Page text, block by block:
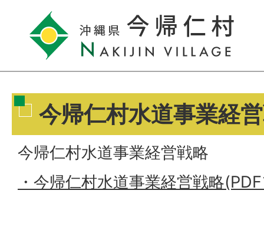
今帰仁村水道事業経
今帰仁村水道事業経営戦略
・今帰仁村水道事業経営戦略